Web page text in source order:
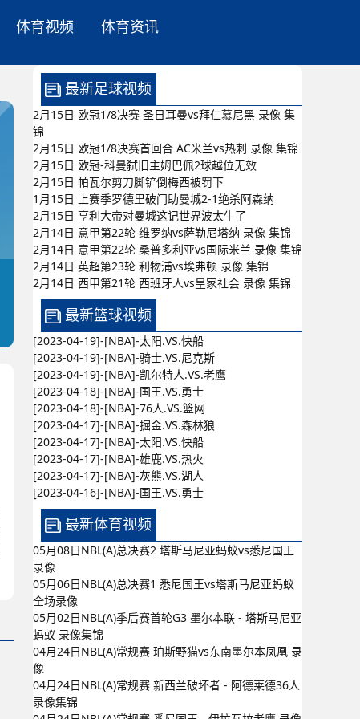
体育视频 体育资讯
最新足球视频
2月15日 欧冠1/8决赛 圣日耳曼vs拜仁慕尼黑 录像 集
锦
2月15日 欧冠1/8决赛首回合 AC米兰vs热刺 录像 集锦
2月15日 欧冠-科曼弑旧主姆巴佩2球越位无效
2月15日 帕瓦尔剪刀脚铲倒梅西被罚下
1月15日 上赛季罗德里破门助曼城2-1绝杀阿森纳
2月15日 亨利大帝对曼城这记世界波太牛了
2月14日 意甲第22轮 维罗纳vs萨勒尼塔纳 录像 集锦
2月14日 意甲第22轮 桑普多利亚vs国际米兰 录像 集锦
2月14日 英超第23轮 利物浦vs埃弗顿 录像 集锦
2月14日 西甲第21轮 西班牙人vs皇家社会 录像 集锦
最新篮球视频
[2023-04-19]-[NBA]-太阳.VS.快船
[2023-04-19]-[NBA]-骑士.VS.尼克斯
[2023-04-19]-[NBA]-凯尔特人.VS.老鹰
[2023-04-18]-[NBA]-国王.VS.勇士
[2023-04-18]-[NBA]-76人.VS.篮网
[2023-04-17]-[NBA]-掘金.VS.森林狼
[2023-04-17]-[NBA]-太阳.VS.快船
[2023-04-17]-[NBA]-雄鹿.VS.热火
[2023-04-17]-[NBA]-灰熊.VS.湖人
[2023-04-16]-[NBA]-国王.VS.勇士
最新体育视频
05月08日NBL(A)总决赛2 塔斯马尼亚蚂蚁vs悉尼国王
录像
05月06日NBL(A)总决赛1 悉尼国王vs塔斯马尼亚蚂蚁
全场录像
05月02日NBL(A)季后赛首轮G3 墨尔本联 - 塔斯马尼亚
蚂蚁 录像集锦
04月24日NBL(A)常规赛 珀斯野猫vs东南墨尔本凤凰 录
像
04月24日NBL(A)常规赛 新西兰破坏者 - 阿德莱德36人
录像集锦